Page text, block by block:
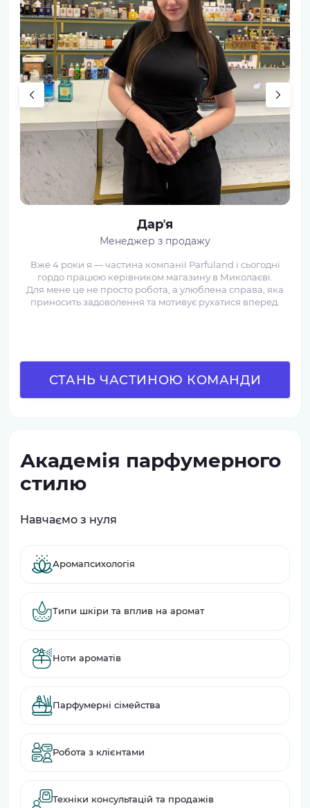
Дарʼя
Менеджер з продажу
Вже 4 роки я — частина компанії Parfuland і сьогодні
гордо працюю керівником магазину в Миколаєві.
Для мене це не просто робота, а улюблена справа, яка
приносить задоволення та мотивує рухатися вперед.
СТАНЬ ЧАСТИНОЮ КОМАНДИ
Академія парфумерного
стилю
Навчаємо з нуля
Аромапсихологія
Типи шкіри та вплив на аромат
Ноти ароматів
Парфумерні сімейства
Робота з клієнтами
Техніки консультацій та продажів